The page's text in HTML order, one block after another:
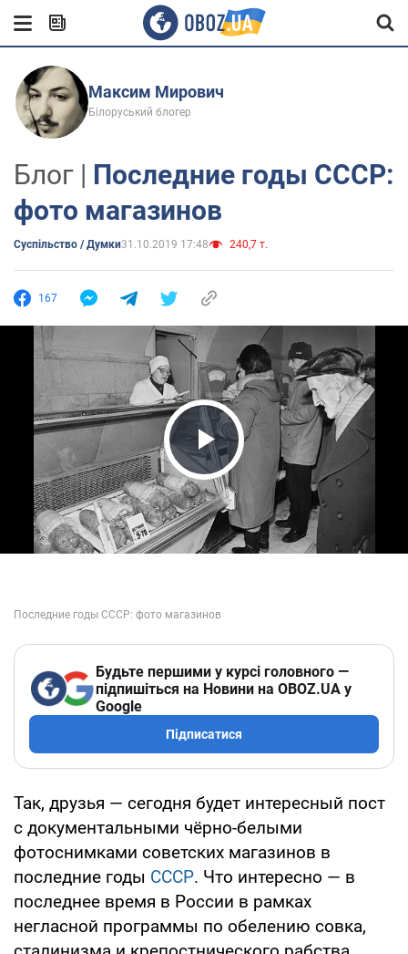
Максим Мирович
Білоруський блогер
Блог | Последние годы СССР:
фото магазинов
Суспільство / Думки31.10.2019 17:48 240,7 т.
167
Play Video
Будьте першими у курсі головного —
підпишіться на Новини на OBOZ.UA у
Google
Підписатися
Так, друзья — сегодня будет интересный пост
с документальными чёрно-белыми
фотоснимками советских магазинов в
последние годы СССР. Что интересно — в
последнее время в России в рамках
негласной программы по обелению совка,